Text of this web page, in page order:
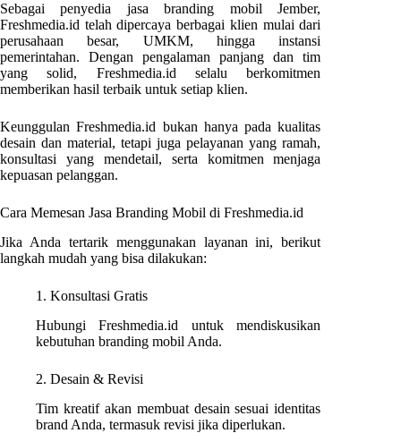
Sebagai penyedia jasa branding mobil Jember,
Freshmedia.id telah dipercaya berbagai klien mulai dari
perusahaan besar, UMKM, hingga instansi
pemerintahan. Dengan pengalaman panjang dan tim
yang solid, Freshmedia.id selalu berkomitmen
memberikan hasil terbaik untuk setiap klien.
Keunggulan Freshmedia.id bukan hanya pada kualitas
desain dan material, tetapi juga pelayanan yang ramah,
konsultasi yang mendetail, serta komitmen menjaga
kepuasan pelanggan.
Cara Memesan Jasa Branding Mobil di Freshmedia.id
Jika Anda tertarik menggunakan layanan ini, berikut
langkah mudah yang bisa dilakukan:
1. Konsultasi Gratis
Hubungi Freshmedia.id untuk mendiskusikan
kebutuhan branding mobil Anda.
2. Desain & Revisi
Tim kreatif akan membuat desain sesuai identitas
brand Anda, termasuk revisi jika diperlukan.